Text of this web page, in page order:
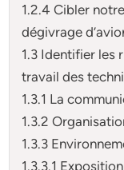
1.2.4 Cibler
dégivrage
1.3 Identifier les
travail des
1.3.1 La
1.3.2
1.3.3
1.3.3.1